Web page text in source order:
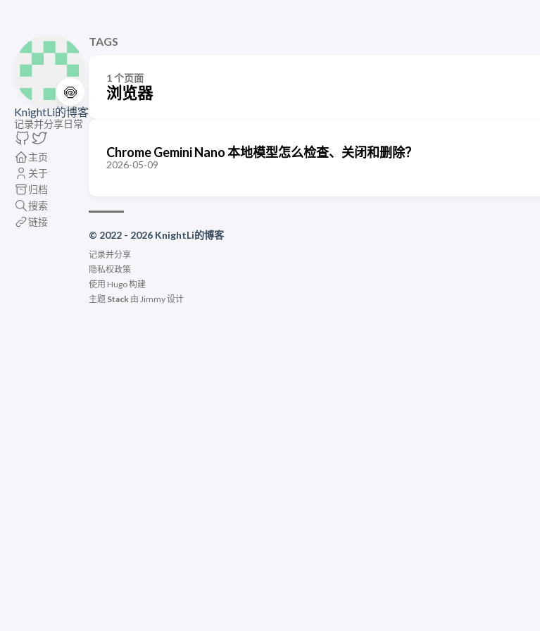
🍥
KnightLi的博客
记录并分享日常
主页
关于
归档
搜索
链接
TAGS
1 个页面
浏览器
Chrome Gemini Nano 本地模型怎么检查、关闭和删除？
2026-05-09
© 2022 - 2026 KnightLi的博客
记录并分享
隐私权政策
使用 Hugo构建
主题 Stack 由 Jimmy设计